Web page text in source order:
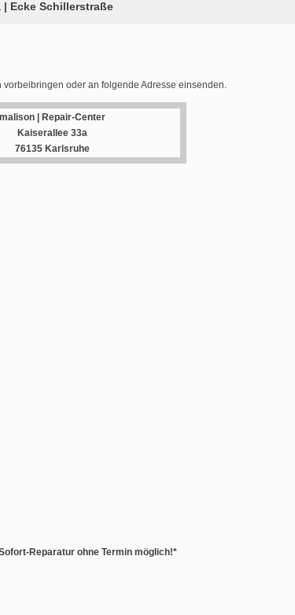
Ecke Schillerstraße
oder an folgende Adresse einsenden.
malison | Repair-Center
Kaiserallee 33a
76135 Karlsruhe
Reparatur ohne Termin möglich!*